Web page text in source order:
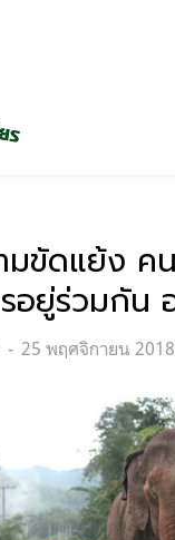
ขัดแย้ง ค
อยู่ร่วมกัน
Posted
25 พฤศจิกายน 2018